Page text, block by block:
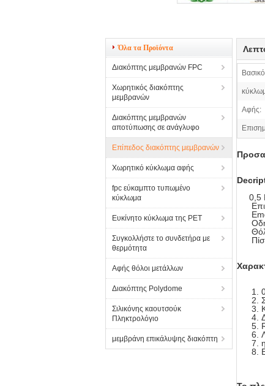
Όλα τα Προϊόντα
Διακόπτης μεμβρανών FPC
Χωρητικός διακόπτης
μεμβρανών
Διακόπτης μεμβρανών
αποτύπωσης σε ανάγλυφο
Επίπεδος διακόπτης μεμβρανών
Χωρητικό κύκλωμα αφής
fpc εύκαμπτο τυπωμένο
κύκλωμα
Ευκίνητο κύκλωμα της PET
Συγκολλήστε το συνδετήρα με
θερμότητα
Αφής θόλοι μετάλλων
Διακόπτης Polydome
Σιλικόνης καουτσούκ
Πληκτρολόγιο
μεμβράνη επικάλυψης διακόπτη
Αφής:
0,5
Πίσω